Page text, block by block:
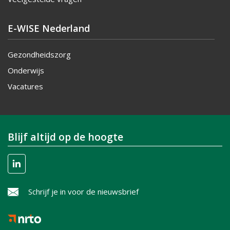
E-WISE Nederland
Gezondheidszorg
Onderwijs
Vacatures
Blijf altijd op de hoogte
Schrijf je in voor de nieuwsbrief